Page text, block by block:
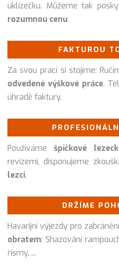
uklízečku. Můžeme tak
rozumnou cenu.
FAKTUROU
Za svou prací si stojíme:
odvedené výškové práce.
úhradě faktury.
Používáme špičkové
revizemi, disponujeme
lezci.
DRŽÍME
Havarijní výjezdy pro
obratem: Shazování
řísmy, ...